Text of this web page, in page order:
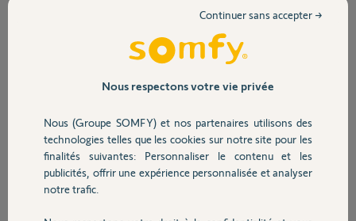
Sécurité
Domotique
je souhaite installer une box tahoma mais je n arrive pas a me
message Une erreur s'est produite. (Le compte utilisateur est
Cordialement
Merci,
Jean-marc Z.
Nous respectons votre vie privée
Nous (Groupe SOMFY) et nos partenaires utilisons des
technologies telles que les cookies sur notre site pour les
finalités suivantes: Personnaliser le contenu et les
publicités, offrir une expérience personnalisée et analyser
notre trafic.
Continuer sans accepter →